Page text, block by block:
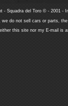
- Squadra del Toro © - 2001 -
do not sell cars or parts,
this site nor my E-mail is